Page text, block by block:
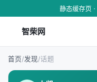
静态缓存页 ·
智柴网
首页/发现/话题